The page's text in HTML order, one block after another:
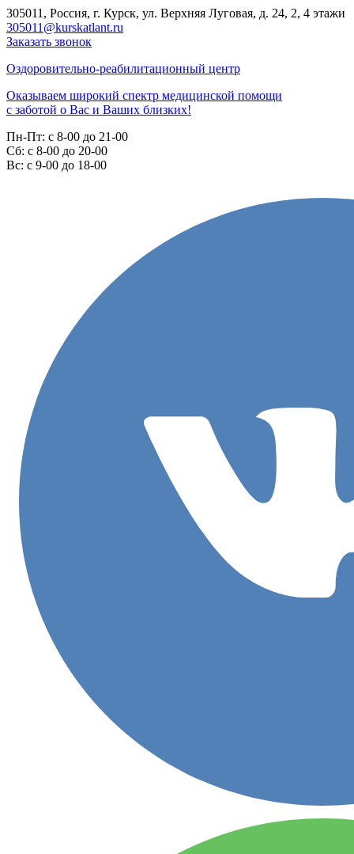
305011, Россия, г. Курск, ул. Верхняя Луговая, д. 24, 2, 4 этажи
305011@kurskatlant.ru
Заказать звонок
Оздоровительно-реабилитационный центр
Оказываем широкий спектр медицинской помощи
с заботой о Вас и Ваших близких!
Пн-Пт: с 8-00 до 21-00
Cб: с 8-00 до 20-00
Вс: с 9-00 до 18-00